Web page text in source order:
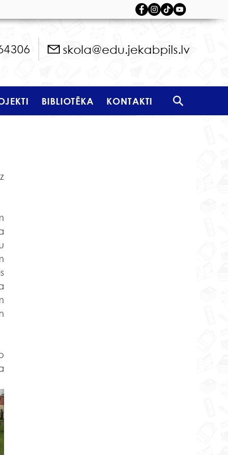
skola@edu.jekabpils.lv
BIBLIOTĒKA KONTAKTI